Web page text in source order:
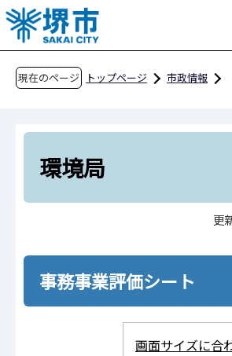
こ
の
ペ
現在のページ トップページ
市政情報
事務事業評価
令和6年度事
組織機構順
環境局
更
事務事業評価シート
画面サイズに合